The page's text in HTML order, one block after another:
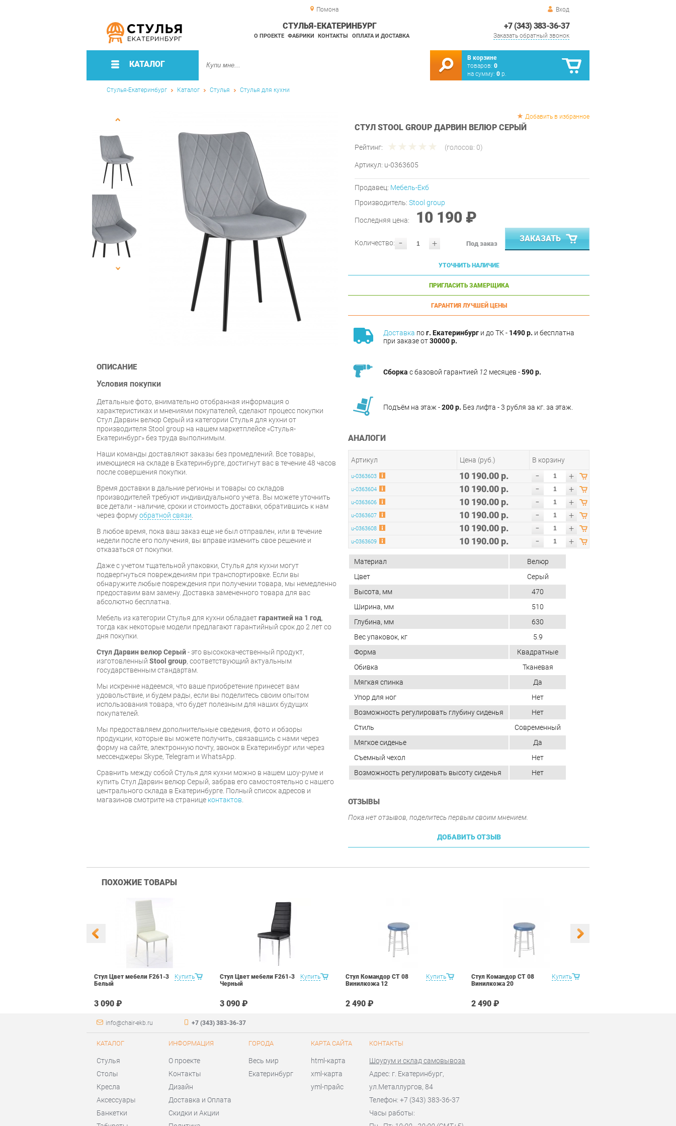
Помона Вход
+7 (343) 383-36-37
Заказать обратный звонок
СТУЛЬЯ-ЕКАТЕРИНБУРГ
О ПРОЕКТЕ ФАБРИКИ КОНТАКТЫ ОПЛАТА И ДОСТАВКА
КАТАЛОГ
В корзине
товаров: 0
на сумму: 0 р.
Стулья-Екатеринбург Каталог Стулья Стулья для кухни
Добавить в избранное
СТУЛ STOOL GROUP ДАРВИН ВЕЛЮР СЕРЫЙ
Рейтинг: (голосов: 0)
Артикул: u-0363605
Продавец: Мебель-Екб
Производитель: Stool group
Последняя цена: 10 190 ₽
- +
Количество: Под заказ
ЗАКАЗАТЬ
УТОЧНИТЬ НАЛИЧИЕ
ПРИГЛАСИТЬ ЗАМЕРЩИКА
ГАРАНТИЯ ЛУЧШЕЙ ЦЕНЫ
Доставка пог. Екатеринбург и до ТК - 1490 р. и бесплатна
при заказе от30000 р.
Сборка с базовой гарантией 12 месяцев -590 р.
Подъём на этаж -200 р. Без лифта - 3 рубля за кг. за этаж.
АНАЛОГИ
Артикул Цена (руб.) В корзину
u-0363603 10 190.00 р. - +
u-0363604 10 190.00 р. - +
u-0363606 10 190.00 р. - +
u-0363607 10 190.00 р. - +
u-0363608 10 190.00 р. - +
u-0363609 10 190.00 р. - +
ОПИСАНИЕ
Условия покупки
Детальные фото, внимательно отобранная информация о
характеристиках и мнениями покупателей, сделают процесс покупки
Стул Дарвин велюр Серый из категории Стулья для кухни от
производителя Stool group на нашем маркетплейсе «Стулья-
Екатеринбург» без труда выполнимым.
Наши команды доставляют заказы без промедлений. Все товары,
имеющиеся на складе в Екатеринбурге, достигнут вас в течение 48 часов
после совершения покупки.
Время доставки в дальние регионы и товары со складов
производителей требуют индивидуального учета. Вы можете уточнить
все детали - наличие, сроки и стоимость доставки, обратившись к нам
через формуобратной связи
В любое время, пока ваш заказ еще не был отправлен, или в течение
недели после его получения, вы вправе изменить свое решение и
отказаться от покупки.
Даже с учетом тщательной упаковки, Стулья для кухни могут
подвергнуться повреждениям при транспортировке. Если вы
обнаружите любые повреждения при получении товара, мы немедленно
предоставим вам замену. Доставка замененного товара для вас
абсолютно бесплатна.
Мебель из категории Стулья для кухни обладаетгарантией на 1 год,
тогда как некоторые модели предлагают гарантийный срок до 2 лет со
дня покупки.
Стул Дарвин велюр Серый- это высококачественный продукт,
изготовленный Stool group, соответствующий актуальным
государственным стандартам.
Мы искренне надеемся, что ваше приобретение принесет вам
удовольствие, и будем рады, если вы поделитесь своим опытом
использования товара, что будет полезным для наших будущих
покупателей.
Мы предоставляем дополнительные сведения, фото и обзоры
продукции, которые вы можете получить, связавшись с нами через
форму на сайте, электронную почту, звонок в Екатеринбург или через
мессенджеры Skype, Telegram и WhatsApp.
Cравнить между собой Стулья для кухни можно в нашем шоу-руме и
купить Стул Дарвин велюр Серый, забрав его самостоятельно с нашего
центрального склада в Екатеринбурге. Полный список адресов и
магазинов смотрите на странице контактов
Материал
Велюр
Цвет
Серый
Высота, мм
470
Ширина, мм
510
Глубина, мм
630
Вес упаковок, кг
5.9
Форма
Квадратные
Обивка
Тканевая
Мягкая спинка
Да
Упор для ног
Нет
Возможность регулировать глубину сиденья
Нет
Стиль
Современный
Мягкое сиденье
Да
Съемный чехол
Нет
Возможность регулировать высоту сиденья
Нет
ОТЗЫВЫ
Пока нет отзывов, поделитесь первым своим мнением.
ДОБАВИТЬ ОТЗЫВ
ПОХОЖИЕ ТОВАРЫ
Купить
Стул Цвет мебели F261-3
Белый
3 090 ₽
Купить
Стул Цвет мебели F261-3
Черный
3 090 ₽
Купить
Стул Командор СТ 08
Винилкожа 12
2 490 ₽
Купить
Стул Командор СТ 08
Винилкожа 20
2 490 ₽
info@chair-ekb.ru +7 (343) 383-36-37
КАТАЛОГ
Стулья
Столы
Кресла
Аксессуары
Банкетки
ИНФОРМАЦИЯ
О проекте
Контакты
Дизайн
Доставка и Оплата
Скидки и Акции
ГОРОДА
Весь мир
Екатеринбург
КАРТА САЙТА
html-карта
xml-карта
yml-прайс
КОНТАКТЫ
Шоурум и склад самовывоза
Адрес: г. Екатеринбург,
ул.Металлургов, 84
Телефон: +7 (343) 383-36-37
Часы работы: